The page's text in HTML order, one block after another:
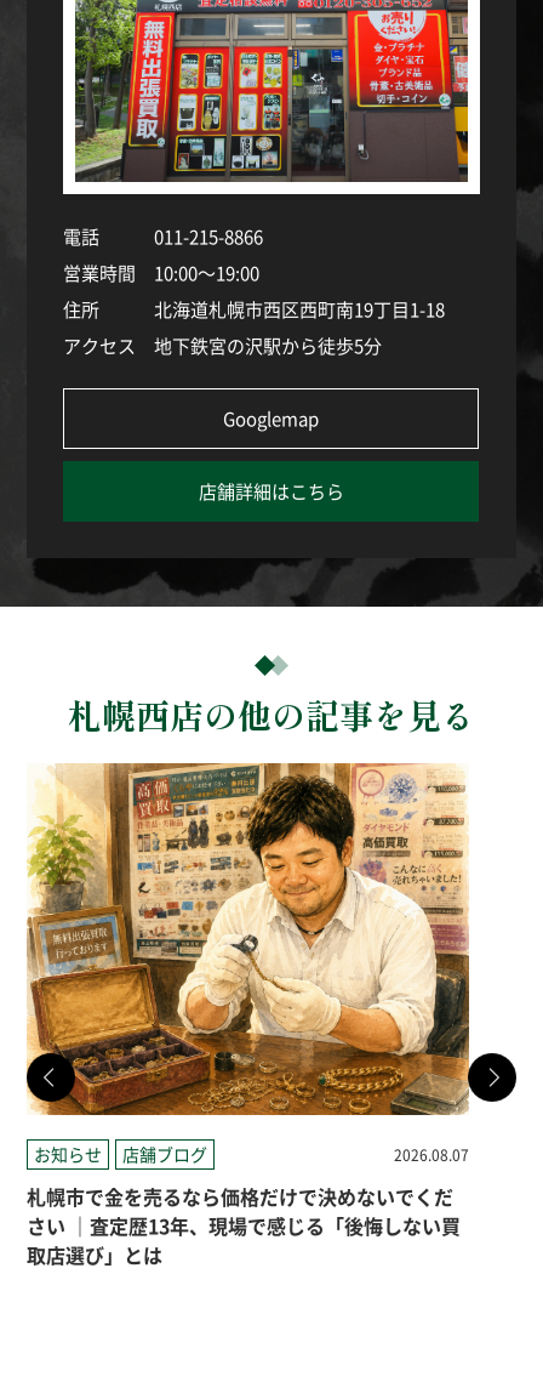
電話
011-215-8866
営業時間
10:00～19:00
住所
北海道札幌市西区西町南19丁目1-18
アクセス
地下鉄宮の沢駅から徒歩5分
Googlemap
店舗詳細はこちら
札幌西店の他の記事を見る
お知らせ 店舗ブログ 2026.08.07
札幌市で金を売るなら価格だけで決めないでくだ
さい ｜査定歴13年、現場で感じる「後悔しない買
取店選び」とは